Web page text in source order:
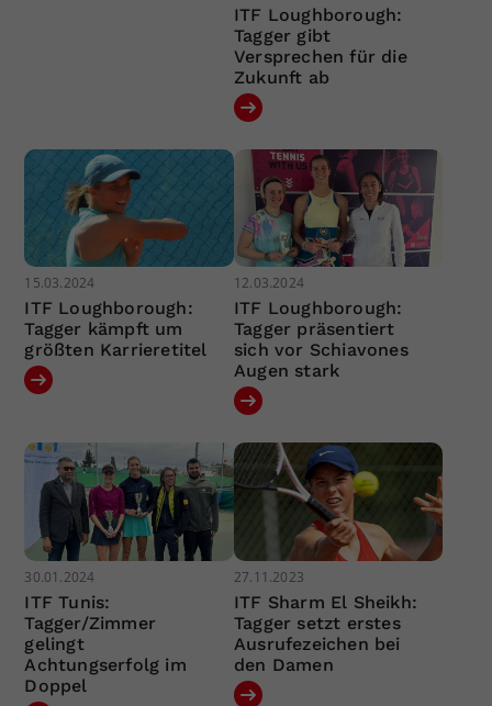
ITF Loughborough:
Tagger gibt
Versprechen für die
Zukunft ab
15.03.2024
ITF Loughborough:
Tagger kämpft um
größten Karrieretitel
12.03.2024
ITF Loughborough:
Tagger präsentiert
sich vor Schiavones
Augen stark
30.01.2024
ITF Tunis:
Tagger/Zimmer
gelingt
Achtungserfolg im
Doppel
27.11.2023
ITF Sharm El Sheikh:
Tagger setzt erstes
Ausrufezeichen bei
den Damen